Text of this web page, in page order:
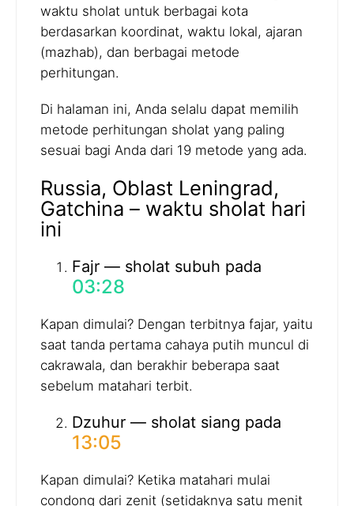
waktu sholat untuk berbagai kota
berdasarkan koordinat, waktu lokal, ajaran
(mazhab), dan berbagai metode
perhitungan.
Di halaman ini, Anda selalu dapat memilih
metode perhitungan sholat yang paling
sesuai bagi Anda dari 19 metode yang ada.
Russia, Oblast Leningrad,
Gatchina – waktu sholat hari
ini
Fajr — sholat subuh pada
03:28
Kapan dimulai? Dengan terbitnya fajar, yaitu
saat tanda pertama cahaya putih muncul di
cakrawala, dan berakhir beberapa saat
sebelum matahari terbit.
Dzuhur — sholat siang pada
13:05
Kapan dimulai? Ketika matahari mulai
condong dari zenit (setidaknya satu menit